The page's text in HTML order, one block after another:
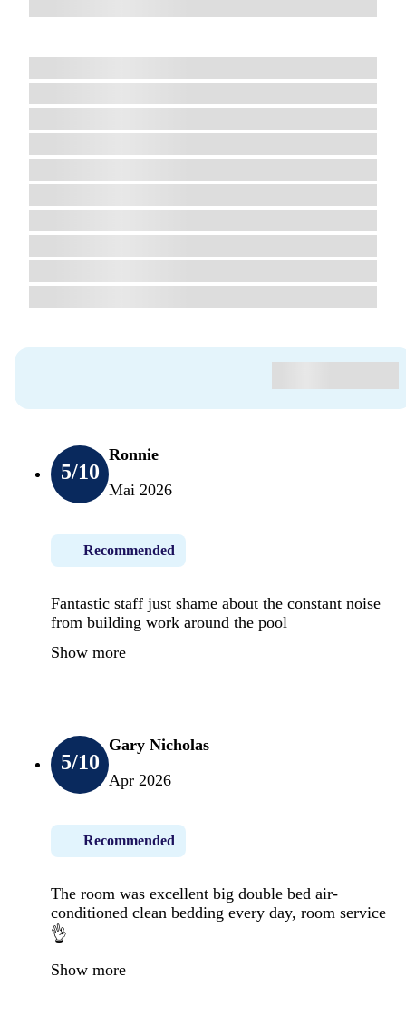
5/10
Ronnie
Mai 2026
Recommended
Fantastic staff just shame about the constant noise
from building work around the pool
Show more
5/10
Gary Nicholas
Apr 2026
Recommended
The room was excellent big double bed air-
conditioned clean bedding every day, room service
👌
Show more